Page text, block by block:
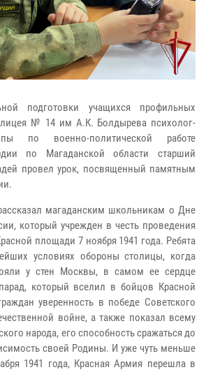
подготовки учащихся профильных
лицея № 14 им А.К. Болдырева психолог-
по военно-политической работе
по Магаданской области старший
провел урок, посвященный памятным
магаданским школьникам о Дне
который учрежден в честь проведения
площади 7 ноября 1941 года. Ребята
условиях обороны столицы, когда
у стен Москвы, в самом ее сердце
который вселил в бойцов Красной
уверенность в победе Советского
войне, а также показал всему
народа, его способность сражаться до
своей Родины. И уже чуть меньше
1941 года, Красная Армия перешла в